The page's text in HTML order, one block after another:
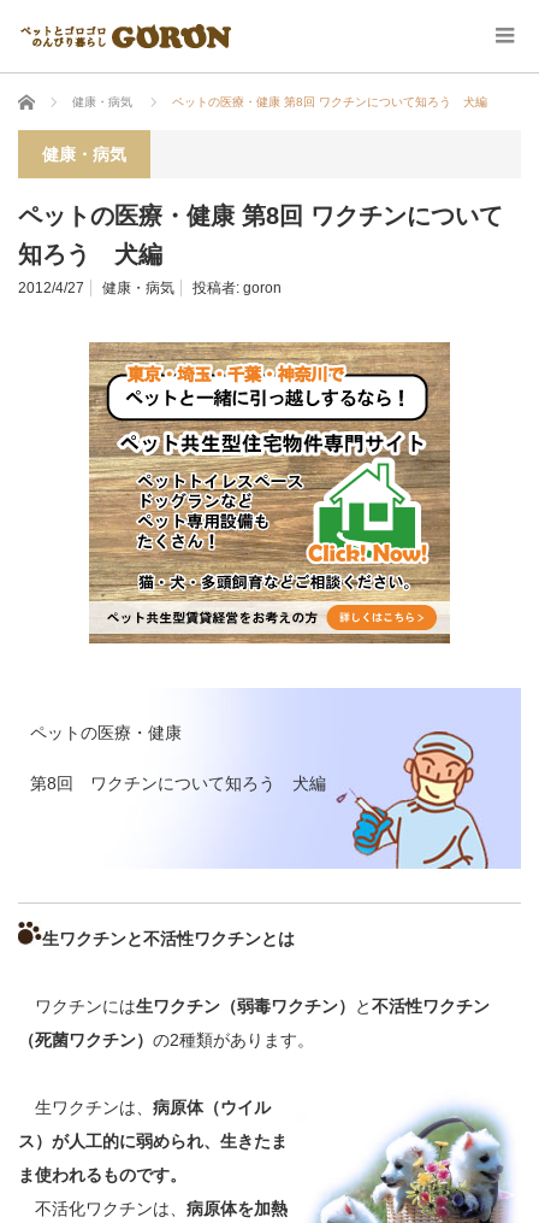
ホーム 健康・病気 ペットの医療・健康 第8回 ワクチンについて知ろう 犬編
健康・病気
ペットの医療・健康 第8回 ワクチンについて
知ろう 犬編
2012/4/27 健康・病気 投稿者: goron
ペットの医療・健康
第8回 ワクチンについて知ろう 犬編
生ワクチンと不活性ワクチンとは
ワクチンには生ワクチン（弱毒ワクチン） と不活性ワクチン
（死菌ワクチン） の2種類があります。
生ワクチンは、 病原体（ウイル
ス）が人工的に弱められ、生きたま
ま使われるものです。
不活化ワクチンは、 病原体を加熱